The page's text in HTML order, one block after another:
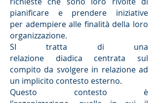
pianificare e prendere iniziative
per adempiere alle finalità della loro
organizzazione.
SI tratta di una
relazione diadica centrata sul
compito da svolgere in relazione ad
un implicito contesto esterno.
Questo contesto è